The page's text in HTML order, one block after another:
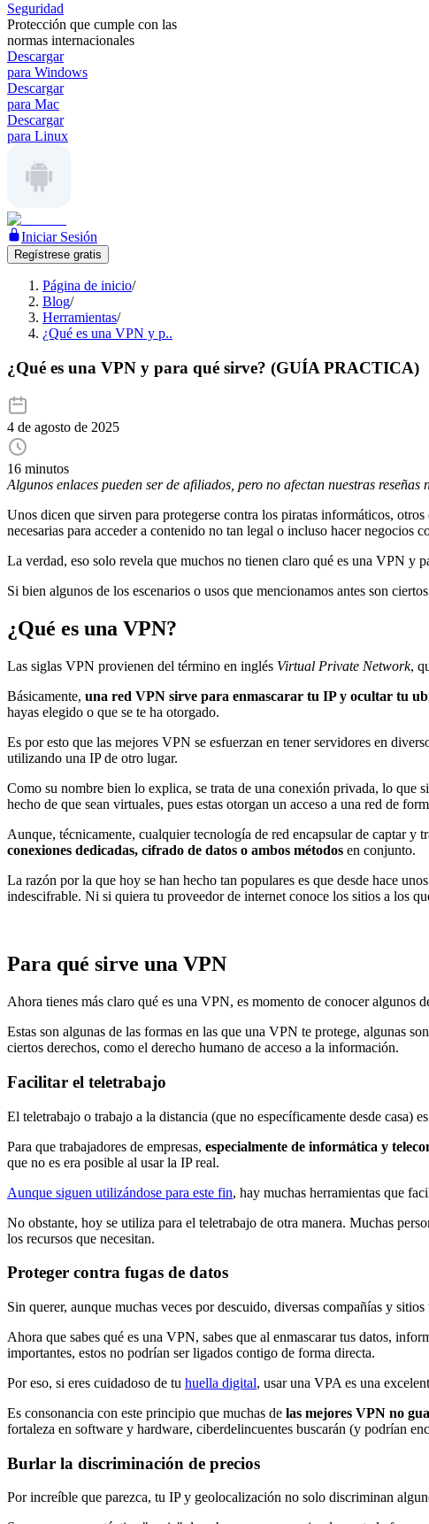
Seguridad
Protección que cumple con las
normas internacionales
Descargar
para Windows
Descargar
para Mac
Descargar
para Linux
Iniciar Sesión
Regístrese gratis
Página de inicio/
Blog/
Herramientas/
¿Qué es una VPN y p..
¿Qué es una VPN y para qué sirve? (GUÍA PRACTICA)
4 de agosto de 2025
16 minutos
Algunos enlaces pueden ser de afiliados, pero no afectan nuestras reseñas
Unos dicen que sirven para protegerse contra los piratas informáticos,
necesarias para acceder a contenido no tan legal o incluso hacer negocios
La verdad, eso solo revela que muchos no tienen claro qué es una VPN y
Si bien algunos de los escenarios o usos que mencionamos antes son
¿Qué es una VPN?
Las siglas VPN provienen del término en inglés Virtual Private Network,
Básicamente, una red VPN sirve para enmascarar tu IP y ocultar tu
hayas elegido o que se te ha otorgado.
Es por esto que las mejores VPN se esfuerzan en tener servidores en
utilizando una IP de otro lugar.
Como su nombre bien lo explica, se trata de una conexión privada, lo que
hecho de que sean virtuales, pues estas otorgan un acceso a una red de
Aunque, técnicamente, cualquier tecnología de red encapsular de captar
conexiones dedicadas, cifrado de datos o ambos métodos en conjunto.
La razón por la que hoy se han hecho tan populares es que desde hace
indescifrable. Ni si quiera tu proveedor de internet conoce los sitios a los
Para qué sirve una VPN
Ahora tienes más claro qué es una VPN, es momento de conocer algunos
Estas son algunas de las formas en las que una VPN te protege, algunas
ciertos derechos, como el derecho humano de acceso a la información.
Facilitar el teletrabajo
El teletrabajo o trabajo a la distancia (que no específicamente desde casa)
Para que trabajadores de empresas, especialmente de informática y
que no es era posible al usar la IP real.
Aunque siguen utilizándose para este fin, hay muchas herramientas que
No obstante, hoy se utiliza para el teletrabajo de otra manera. Muchas
los recursos que necesitan.
Proteger contra fugas de datos
Sin querer, aunque muchas veces por descuido, diversas compañías y
Ahora que sabes qué es una VPN, sabes que al enmascarar tus datos,
importantes, estos no podrían ser ligados contigo de forma directa.
Por eso, si eres cuidadoso de tu huella digital, usar una VPA es una
Es consonancia con este principio que muchas de las mejores VPN no
fortaleza en software y hardware, ciberdelincuentes buscarán (y podrían
Burlar la discriminación de precios
Por increíble que parezca, tu IP y geolocalización no solo discriminan